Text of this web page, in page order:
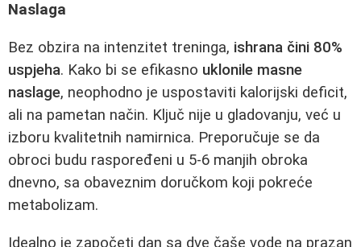
Naslaga
Bez obzira na intenzitet treninga, ishrana čini 80%
uspjeha. Kako bi se efikasno uklonile masne
naslage, neophodno je uspostaviti kalorijski deficit,
ali na pametan način. Ključ nije u gladovanju, već u
izboru kvalitetnih namirnica. Preporučuje se da
obroci budu raspoređeni u 5-6 manjih obroka
dnevno, sa obaveznim doručkom koji pokreće
metabolizam.
Idealno je započeti dan sa dve čaše vode na prazan